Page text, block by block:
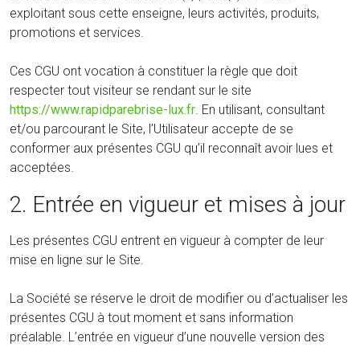
exploitant sous cette enseigne, leurs activités, produits,
promotions et services.
Ces CGU ont vocation à constituer la règle que doit
respecter tout visiteur se rendant sur le site
https://www.rapidparebrise-lux.fr. En utilisant, consultant
et/ou parcourant le Site, l’Utilisateur accepte de se
conformer aux présentes CGU qu’il reconnaît avoir lues et
acceptées.
2. Entrée en vigueur et mises à jour
Les présentes CGU entrent en vigueur à compter de leur
mise en ligne sur le Site.
La Société se réserve le droit de modifier ou d’actualiser les
présentes CGU à tout moment et sans information
préalable. L’entrée en vigueur d’une nouvelle version des